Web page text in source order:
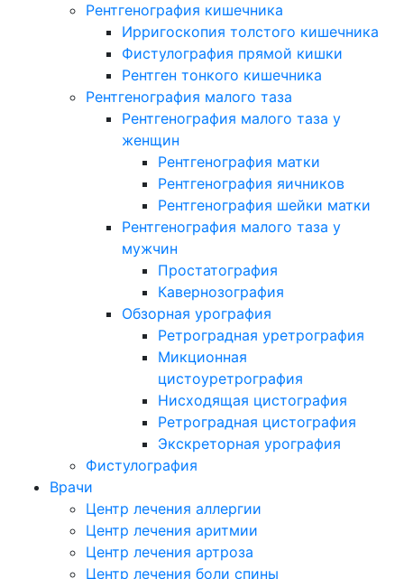
Рентгенография кишечника
Ирригоскопия толстого кишечника
Фистулография прямой кишки
Рентген тонкого кишечника
Рентгенография малого таза
Рентгенография малого таза у
женщин
Рентгенография матки
Рентгенография яичников
Рентгенография шейки матки
Рентгенография малого таза у
мужчин
Простатография
Кавернозография
Обзорная урография
Ретроградная уретрография
Микционная
цистоуретрография
Нисходящая цистография
Ретроградная цистография
Экскреторная урография
Фистулография
Врачи
Центр лечения аллергии
Центр лечения аритмии
Центр лечения артроза
Центр лечения боли спины